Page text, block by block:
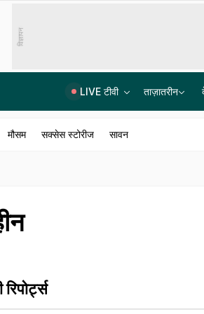
विज्ञापन
LIVE टीवी ताज़ातरीन
मौसम सक्सेस स्टोरीज सावन